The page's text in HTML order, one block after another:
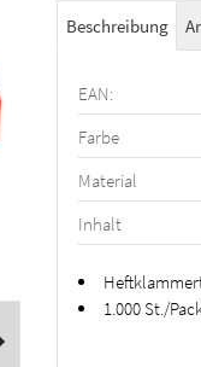
Beschreibung
EAN:
Farbe
Material
Inhalt
1.000 St./